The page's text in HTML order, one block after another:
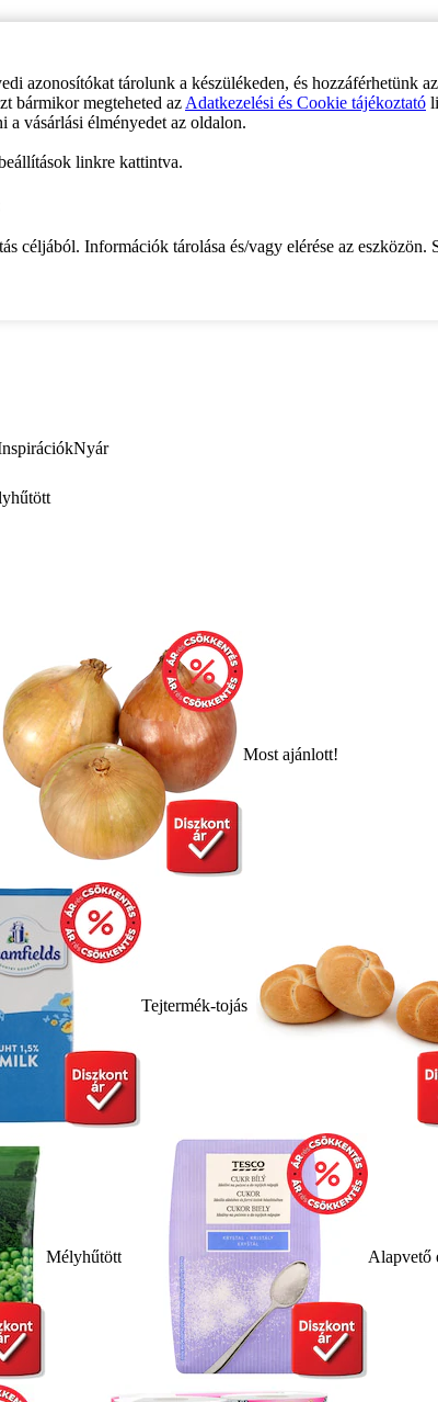
azonosítókat tárolunk a készülékeden, és hozzáférhetünk
bármikor megteheted az Adatkezelési és Cookie tájékoztató
a vásárlási élményedet az oldalon.
linkre kattintva.
céljából. Információk tárolása és/vagy elérése az eszközön.
Nyár
Most ajánlott!
Tejtermék-tojás
Mélyhűtött Alapvető